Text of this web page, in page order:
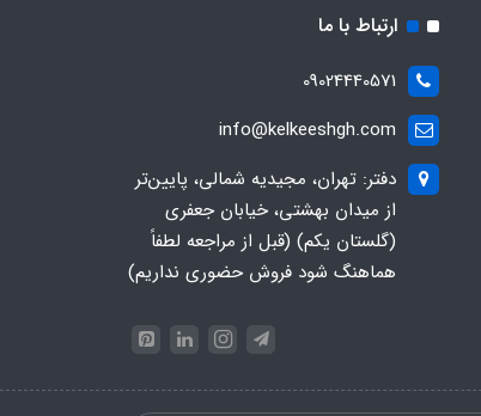
ارتباط با ما
09024440571
info@kelkeeshgh.com
دفتر: تهران، مجیدیه شمالی، پایین‌تر
از میدان بهشتی، خیابان جعفری
(گلستان یکم) (قبل از مراجعه لطفاً
هماهنگ شود فروش حضوری نداریم)